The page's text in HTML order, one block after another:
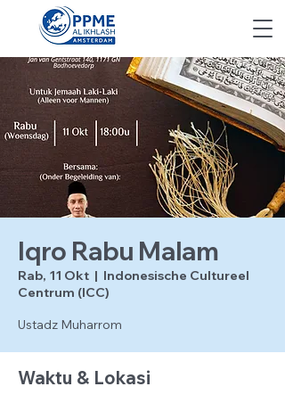
Iqro Rabu Malam
Rab, 11 Okt
  |
Indonesische Cultureel
Centrum (ICC)
Ustadz Muharrom
Waktu & Lokasi